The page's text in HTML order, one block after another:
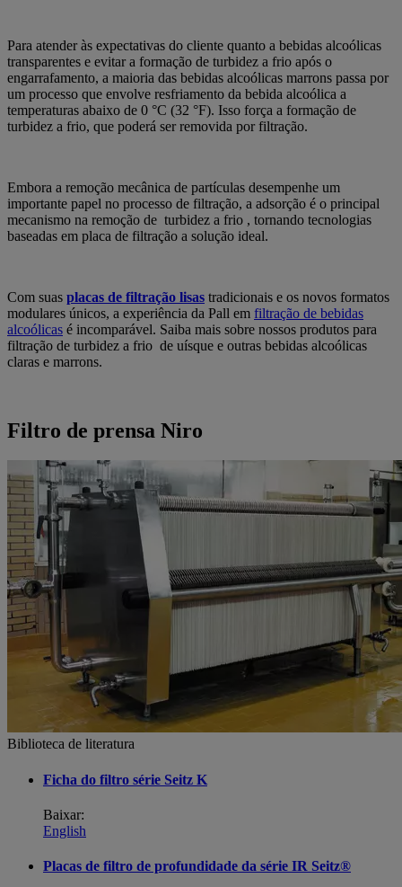
Para atender às expectativas do cliente quanto a bebidas alcoólicas
transparentes e evitar a formação de turbidez a frio após o
engarrafamento, a maioria das bebidas alcoólicas marrons passa por
um processo que envolve resfriamento da bebida alcoólica a
temperaturas abaixo de 0 °C (32 °F). Isso força a formação de
turbidez a frio, que poderá ser removida por filtração.
Embora a remoção mecânica de partículas desempenhe um
importante papel no processo de filtração, a adsorção é o principal
mecanismo na remoção de turbidez a frio , tornando tecnologias
baseadas em placa de filtração a solução ideal.
Com suas placas de filtração lisas tradicionais e os novos formatos
modulares únicos, a experiência da Pall em filtração de bebidas
alcoólicas é incomparável. Saiba mais sobre nossos produtos para
filtração de turbidez a frio de uísque e outras bebidas alcoólicas
claras e marrons.
Filtro de prensa Niro
Biblioteca de literatura
Ficha do filtro série Seitz K
Baixar:
English
Placas de filtro de profundidade da série IR Seitz®